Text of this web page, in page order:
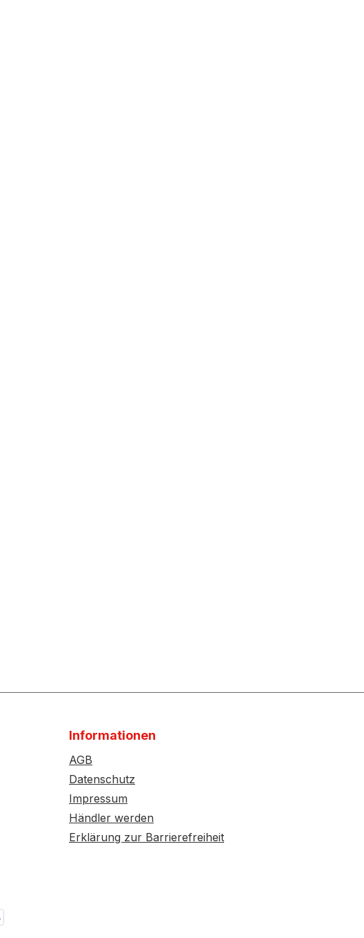
Informationen
AGB
Datenschutz
Impressum
Händler werden
Erklärung zur Barrierefreiheit